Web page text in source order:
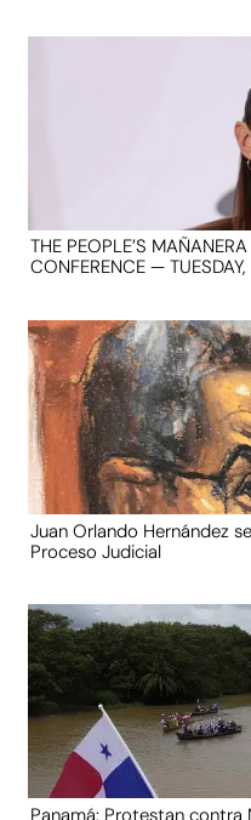
THE PEOPLE’S
CONFERENCE —
Juan Orlando Hernández
Proceso Judicial
Panamá: Protestan contra